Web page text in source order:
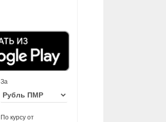
За
По курсу от